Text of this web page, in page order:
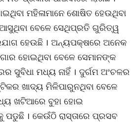
ମହିଳାମାନେ ଶୋଷିତ ହେଉଥିବା
ବେଳେ ସେଥିପ୍ରତି ଗୁରିତ୍ୱ
ହେଉଛି । ଅନ୍ୟପକ୍ଷରେ ଅନେକ
ହୋଇଥିବା ବେଳେ ସେମାନଙ୍କ
ସୁବିଧା ମଧ୍ୟ ନାହିଁ । ଦୁର୍ଗମ ଅଂଚଳର
ଖାଦ୍ୟ ମିଳିପାରୁନଥିବା ବେଳେ
ଖଟିଆରେ ବୁହା ହୋଇ
ପଡୁଛି । କେଉଁଠି ରାସ୍ତାରେ ପ୍ରସବ